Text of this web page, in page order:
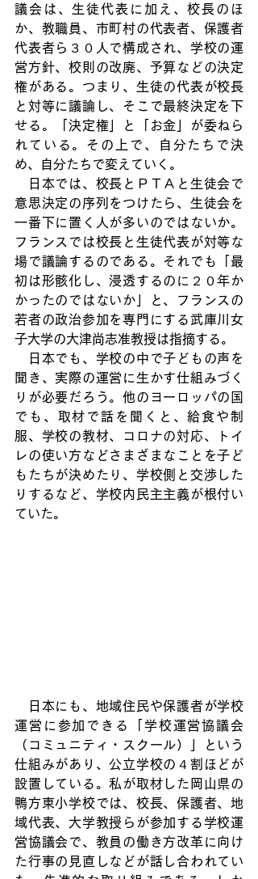
議会は、生徒代表に加え、校長のほ
か、教職員、市町村の代表者、保護者
代表者ら３０人で構成され、学校の運
営方針、校則の改廃、予算などの決定
権がある。つまり、生徒の代表が校長
と対等に議論し、そこで最終決定を下
せる。「決定権」と「お金」が委ねら
れている。その上で、自分たちで決
め、自分たちで変えていく。
日本では、校長とＰＴＡと生徒会で
意思決定の序列をつけたら、生徒会を
一番下に置く人が多いのではないか。
フランスでは校長と生徒代表が対等な
場で議論するのである。それでも「最
初は形骸化し、浸透するのに２０年か
かったのではないか」と、フランスの
若者の政治参加を専門にする武庫川女
子大学の大津尚志准教授は指摘する。
日本でも、学校の中で子どもの声を
聞き、実際の運営に生かす仕組みづく
りが必要だろう。他のヨーロッパの国
でも、取材で話を聞くと、給食や制
服、学校の教材、コロナの対応、トイ
レの使い方などさまざまなことを子ど
もたちが決めたり、学校側と交渉した
りするなど、学校内民主主義が根付い
ていた。
日本にも、地域住民や保護者が学校
運営に参加できる「学校運営協議会
（コミュニティ・スクール）」という
仕組みがあり、公立学校の４割ほどが
設置している。私が取材した岡山県の
鴨方東小学校では、校長、保護者、地
域代表、大学教授らが参加する学校運
営協議会で、教員の働き方改革に向け
た行事の見直しなどが話し合われてい